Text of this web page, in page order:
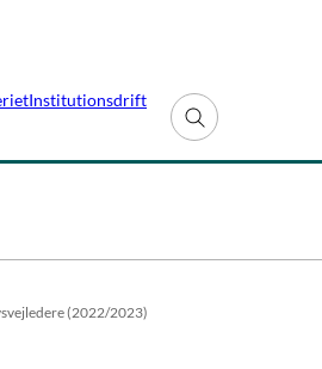
Institutionsdrift
Fold søgefelt ud
(2022/2023)